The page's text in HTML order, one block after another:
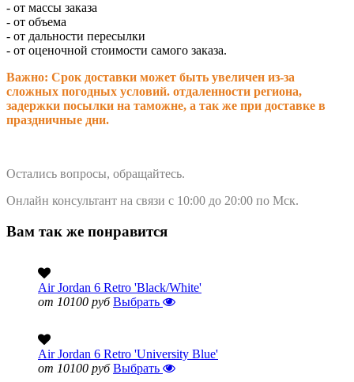
- от массы заказа
- от объема
- от дальности пересылки
- от оценочной стоимости самого заказа.
Важно: Срок доставки может быть увеличен из-за
сложных погодных условий. отдаленности региона,
задержки посылки на таможне, а так же при доставке в
праздничные дни.
Остались вопросы, обращайтесь.
Онлайн консультант на связи с 10:00 до 20:00 по Мск.
Вам так же понравится
Air Jordan 6 Retro 'Black/White'
от 10100 руб Выбрать
Air Jordan 6 Retro 'University Blue'
от 10100 руб Выбрать